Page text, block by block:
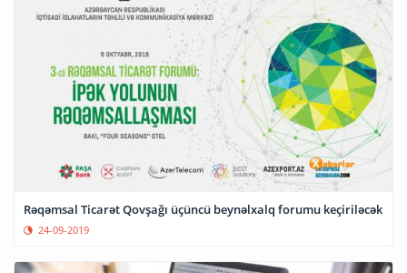
Rəqəmsal Ticarət Qovşağı üçüncü beynəlxalq forumu keçiriləcək
24-09-2019